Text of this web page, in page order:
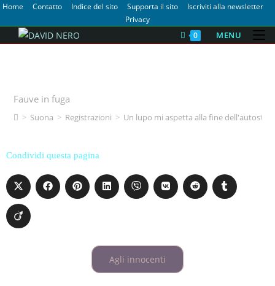
Home Contatto Indice del sito Supporta il sito
Iscriviti alla newsletter
Privacy
0
MENU
Fauve in fuga
> Suona > Registrazioni > Un lupo mi aspetta alla fine
Condividi questa pagina
Agli innocenti